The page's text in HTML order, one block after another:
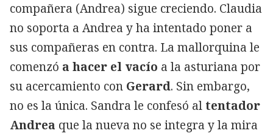
compañera (Andrea) sigue creciendo. Claudia
no soporta a Andrea y ha intentado poner a
sus compañeras en contra. La mallorquina le
comenzó a hacer el vacío a la asturiana por
su acercamiento con Gerard. Sin embargo,
no es la única. Sandra le confesó al tentador
Andrea que la nueva no se integra y la mira